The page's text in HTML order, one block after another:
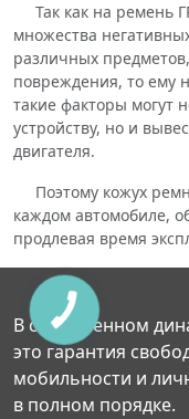
Так как на ремень
множества
различных
повреждения, то ему
такие факторы могут
устройству, но и
двигателя.
Поэтому кожух
каждом автомобиле,
продлевая время
В современном
это гарантия
мобильности и
в полном порядке.